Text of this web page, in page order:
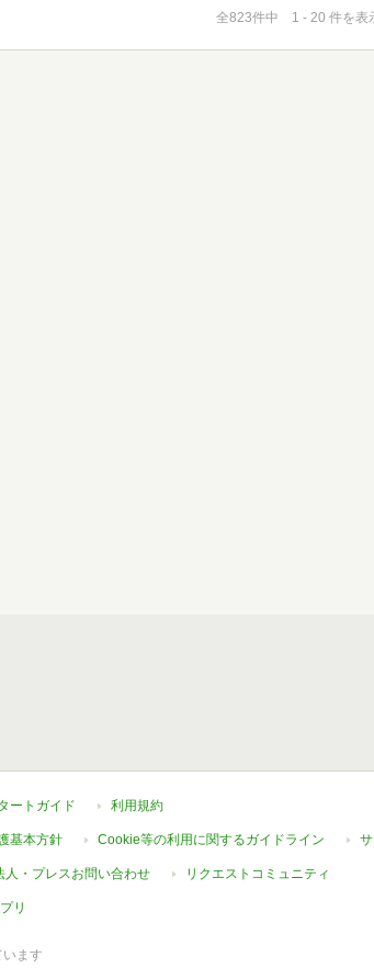
全823件中 1 - 20 件を表
ートガイド 利用規約
基本方針 Cookie等の利用に関するガイドライン
人・プレスお問い合わせ リクエストコミュニティ
リ
ます